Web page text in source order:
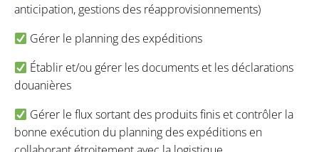
anticipation, gestions des réapprovisionnements)
Gérer le planning des expéditions
Établir et/ou gérer les documents et les déclarations
douanières
Gérer le flux sortant des produits finis et contrôler la
bonne exécution du planning des expéditions en